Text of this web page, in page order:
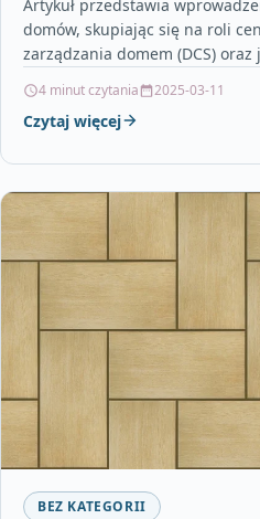
Artykuł przedstawia
domów, skupiając się na roli
zarządzania domem (DCS)
4 minut czytania 2025-03-11
Czytaj więcej
BEZ KATEGORII